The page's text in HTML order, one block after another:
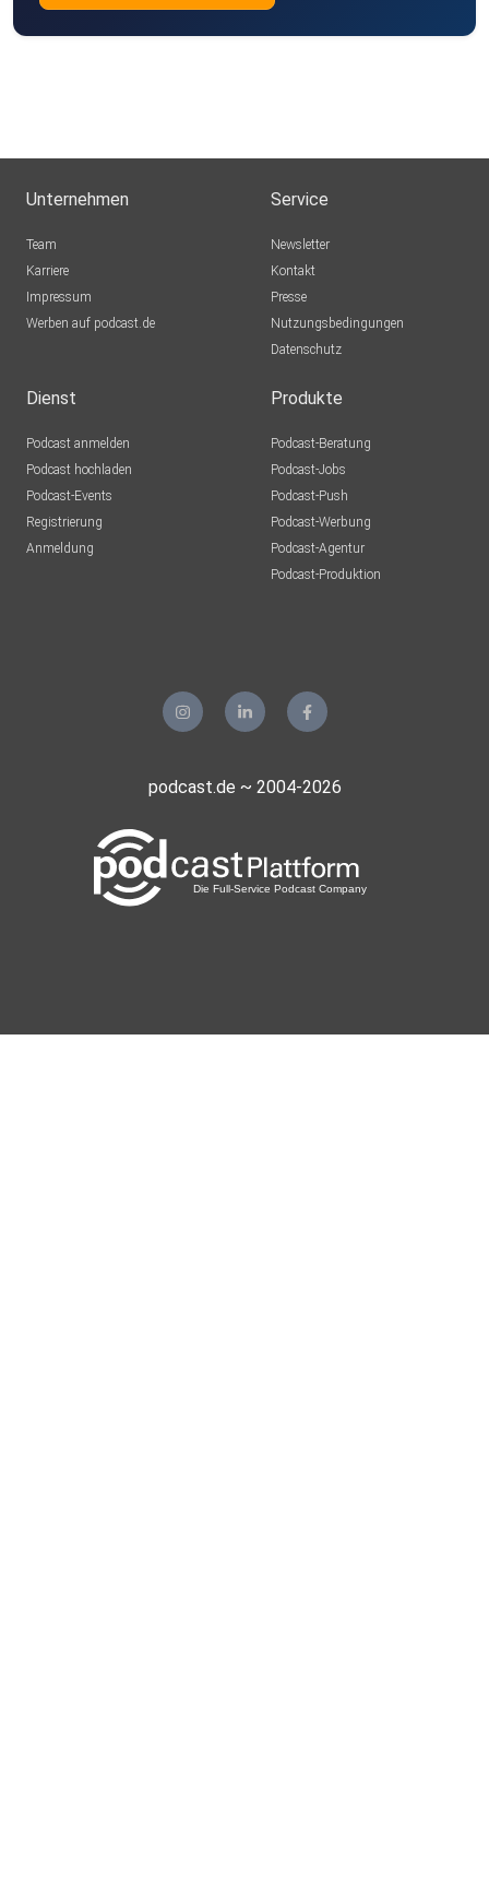
Unternehmen
Team
Karriere
Impressum
Werben auf podcast.de
Service
Newsletter
Kontakt
Presse
Nutzungsbedingungen
Datenschutz
Dienst
Podcast anmelden
Podcast hochladen
Podcast-Events
Registrierung
Anmeldung
Produkte
Podcast-Beratung
Podcast-Jobs
Podcast-Push
Podcast-Werbung
Podcast-Agentur
Podcast-Produktion
podcast.de ~ 2004-2026